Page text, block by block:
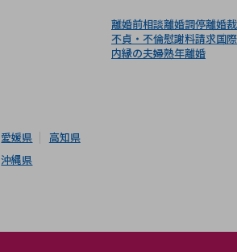
愛媛県
高知県
沖縄県
離婚前相談離婚調停離婚
不貞・不倫慰謝料請求国
内縁の夫婦熟年離婚